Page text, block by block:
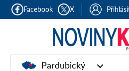
Facebook X
Pardubický